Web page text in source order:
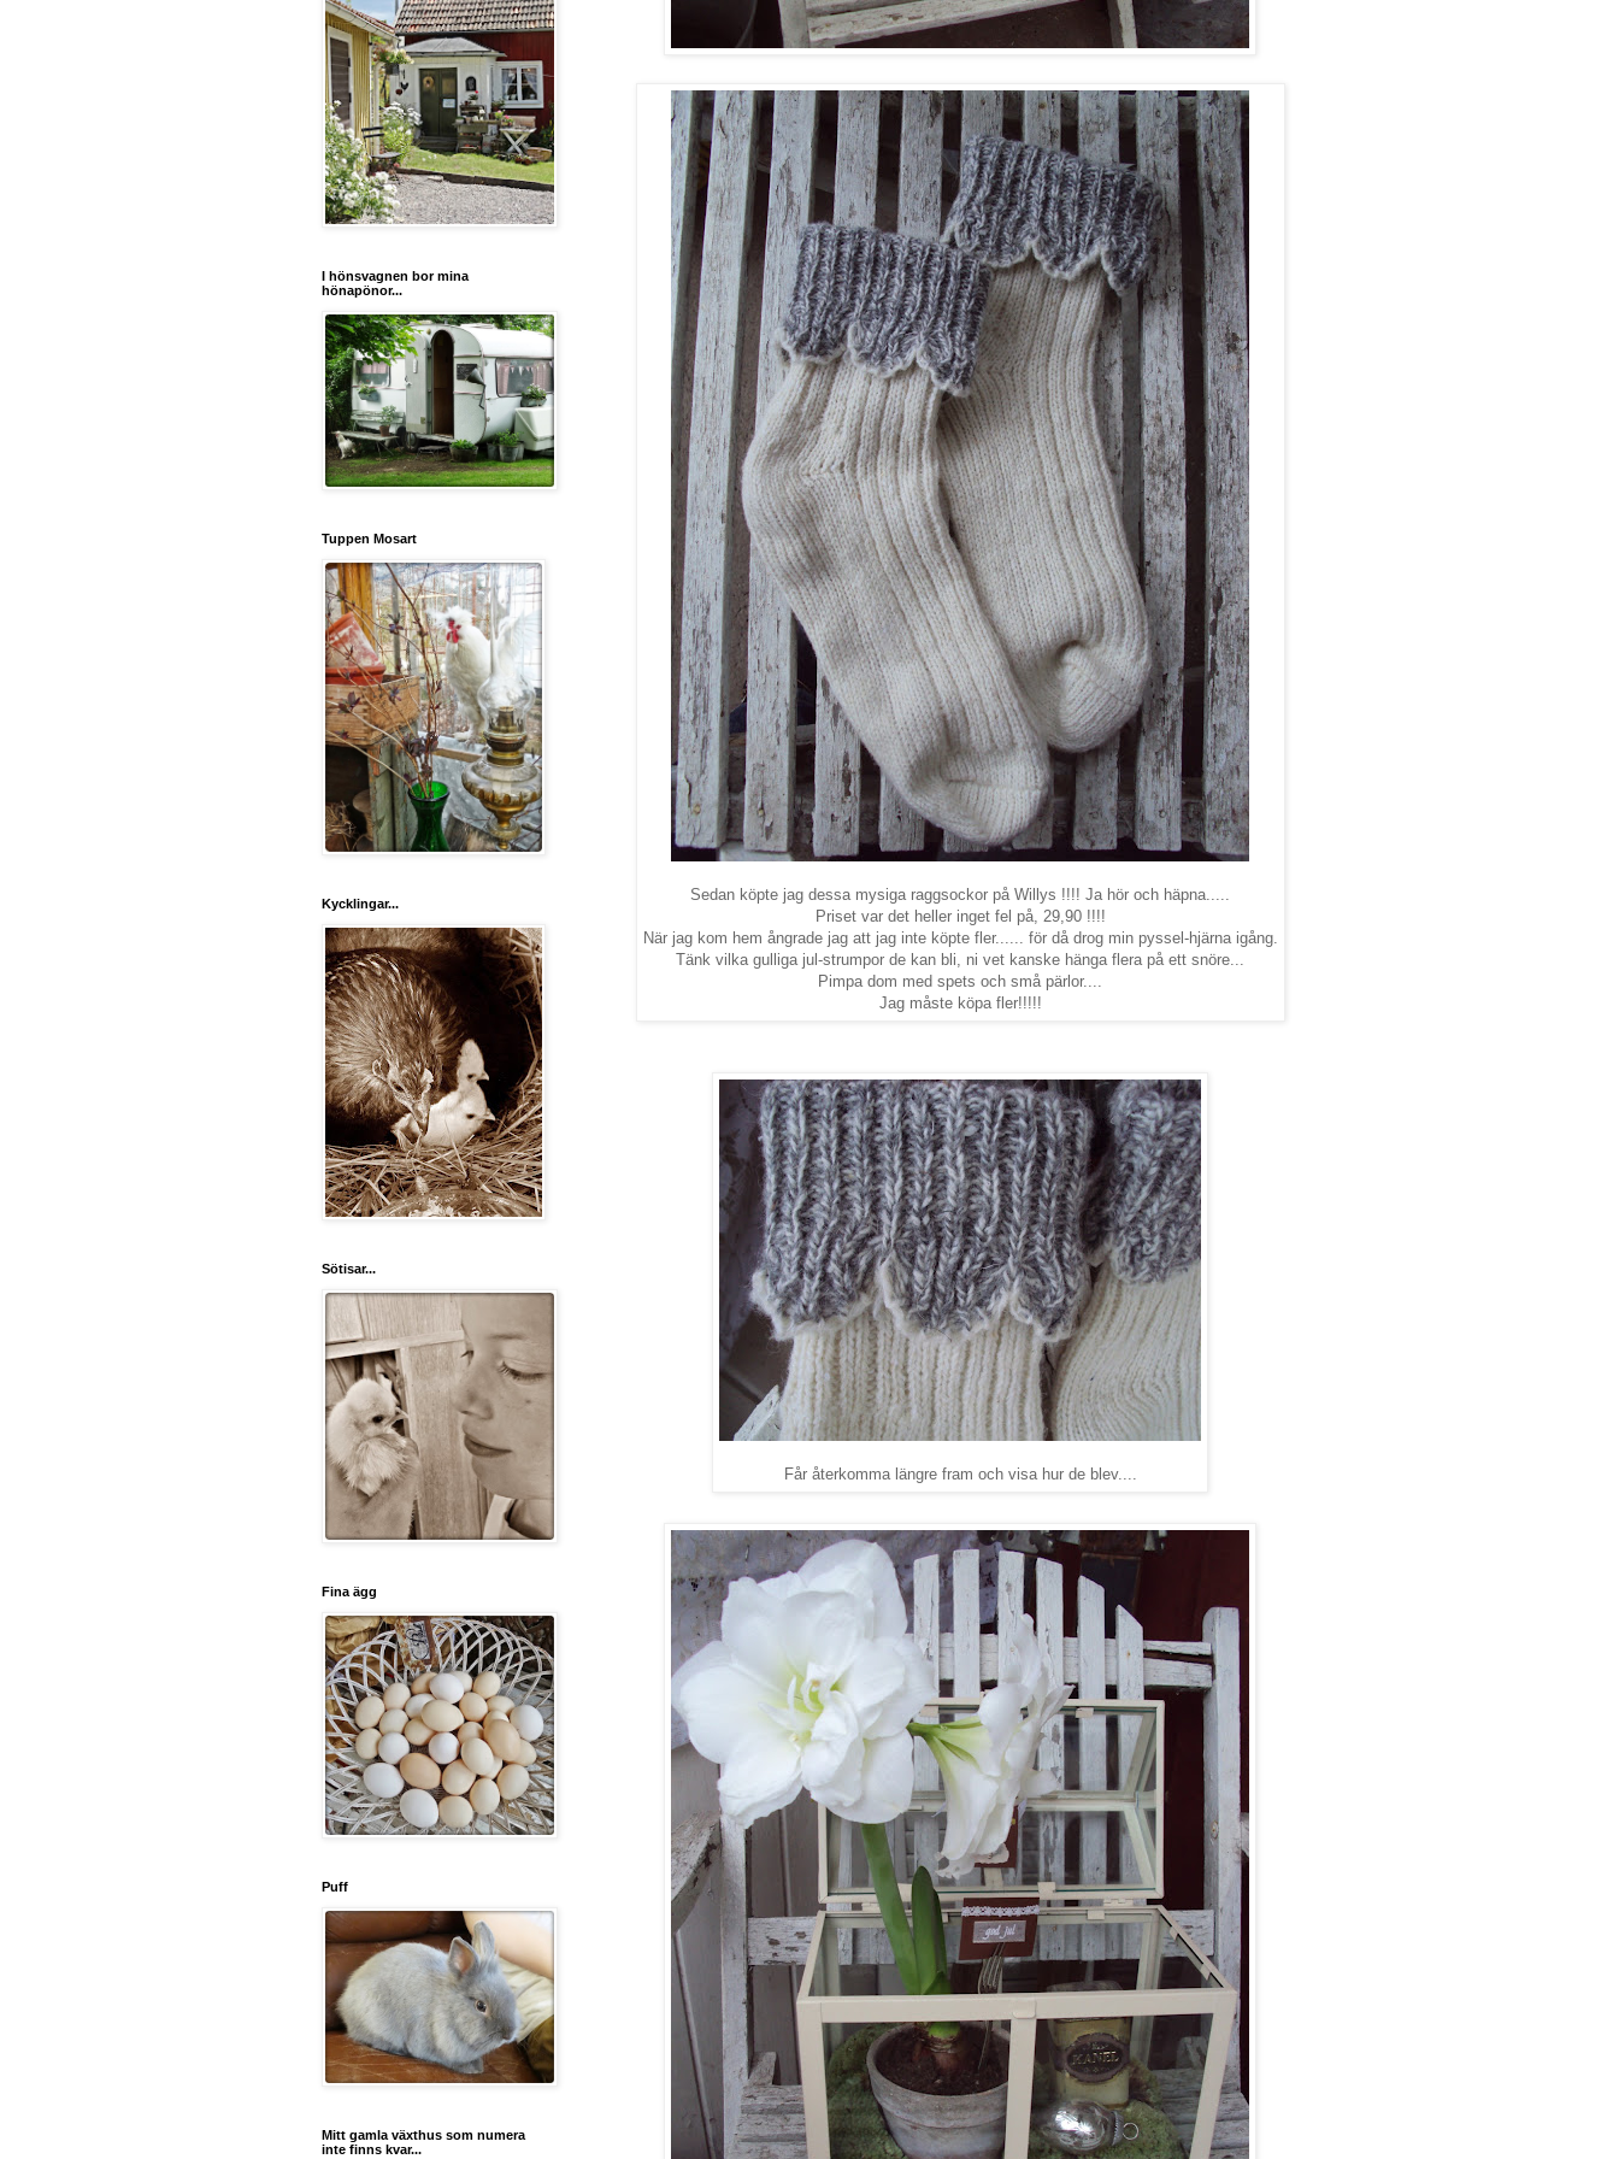
Sedan köpte jag dessa mysiga raggsockor på Willys !!!! Ja hör och häpna.....
Priset var det heller inget fel på, 29,90 !!!!
När jag kom hem ångrade jag att jag inte köpte fler...... för då drog min pyssel-hjärna igång.
Tänk vilka gulliga jul-strumpor de kan bli, ni vet kanske hänga flera på ett snöre...
Pimpa dom med spets och små pärlor....
Jag måste köpa fler!!!!!
Får återkomma längre fram och visa hur de blev....
I hönsvagnen bor mina
hönapönor...
Tuppen Mosart
Kycklingar...
Sötisar...
Fina ägg
Puff
Mitt gamla växthus som numera
inte finns kvar...